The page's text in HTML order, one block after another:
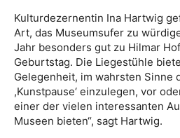
Kulturdezernentin Ina Hartwig
Art, das Museumsufer zu
Jahr besonders gut zu Hilmar
Geburtstag. Die Liegestühle
Gelegenheit, im wahrsten Sinne
,Kunstpause‘ einzulegen, vor
einer der vielen interessanten
Museen bieten“, sagt Hartwig.